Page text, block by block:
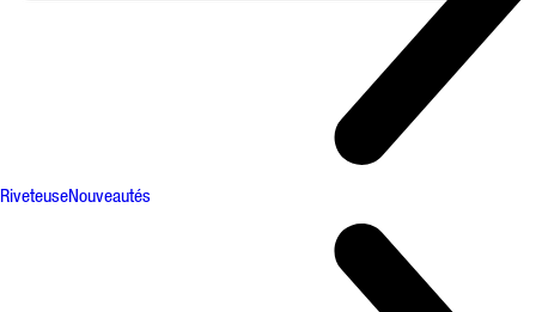
RiveteuseNouveautés